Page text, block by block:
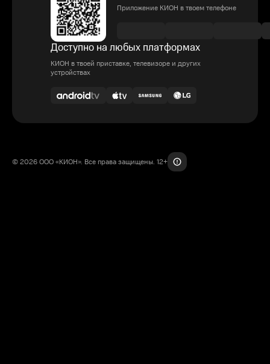
Приложение КИОН в твоем телефоне
Доступно на любых платформах
КИОН в твоей приставке, телевизоре и других
устройствах
© 2026 ООО «КИОН». Все права защищены. 12+